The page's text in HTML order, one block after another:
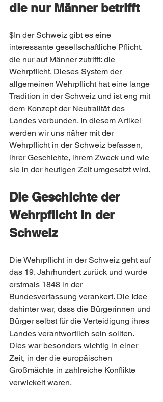
die nur Männer betrifft
$In der Schweiz gibt es eine
interessante gesellschaftliche Pflicht,
die nur auf Männer zutrifft: die
Wehrpflicht. Dieses System der
allgemeinen Wehrpflicht hat eine lange
Tradition in der Schweiz und ist eng mit
dem Konzept der Neutralität des
Landes verbunden. In diesem Artikel
werden wir uns näher mit der
Wehrpflicht in der Schweiz befassen,
ihrer Geschichte, ihrem Zweck und wie
sie in der heutigen Zeit umgesetzt wird.
Die Geschichte der
Wehrpflicht in der
Schweiz
Die Wehrpflicht in der Schweiz geht auf
das 19. Jahrhundert zurück und wurde
erstmals 1848 in der
Bundesverfassung verankert. Die Idee
dahinter war, dass die Bürgerinnen und
Bürger selbst für die Verteidigung ihres
Landes verantwortlich sein sollten.
Dies war besonders wichtig in einer
Zeit, in der die europäischen
Großmächte in zahlreiche Konflikte
verwickelt waren.